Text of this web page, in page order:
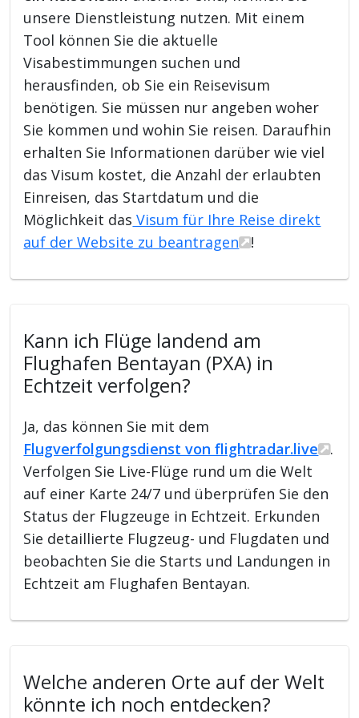
unsere Dienstleistung nutzen. Mit einem
Tool können Sie die aktuelle
Visabestimmungen suchen und
herausfinden, ob Sie ein Reisevisum
benötigen. Sie müssen nur angeben woher
Sie kommen und wohin Sie reisen. Daraufhin
erhalten Sie Informationen darüber wie viel
das Visum kostet, die Anzahl der erlaubten
Einreisen, das Startdatum und die
Möglichkeit das Visum für Ihre Reise direkt
auf der Website zu beantragen
!
Kann ich Flüge landend am
Flughafen Bentayan (PXA) in
Echtzeit verfolgen?
Ja, das können Sie mit dem
Flugverfolgungsdienst von flightradar.live
.
Verfolgen Sie Live-Flüge rund um die Welt
auf einer Karte 24/7 und überprüfen Sie den
Status der Flugzeuge in Echtzeit. Erkunden
Sie detaillierte Flugzeug- und Flugdaten und
beobachten Sie die Starts und Landungen in
Echtzeit am Flughafen Bentayan.
Welche anderen Orte auf der Welt
könnte ich noch entdecken?